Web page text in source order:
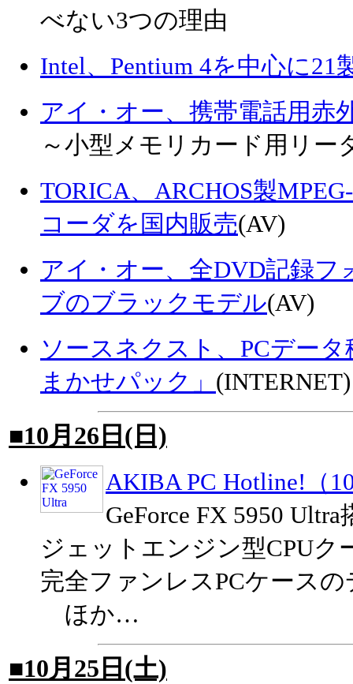
べない3つの理由
Intel、Pentium 4を中心に21
アイ・オー、携帯電話用赤
～小型メモリカード用リー
TORICA、ARCHOS製
コーダを国内販売(AV)
アイ・オー、全DVD記録フ
ブのブラックモデル(AV)
ソースネクスト、PCデー
まかせパック」 (INTERNET)
■10月26日(日)
AKIBA PC Hotline!（
GeForce FX 5950
ジェットエンジン型CPUク
完全ファンレスPCケース
ほか…
■10月25日(土)